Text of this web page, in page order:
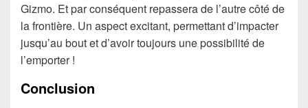
Gizmo. Et par conséquent repassera de l’autre côté de
la frontière. Un aspect excitant, permettant d’impacter
jusqu’au bout et d’avoir toujours une possibilité de
l’emporter !
Conclusion